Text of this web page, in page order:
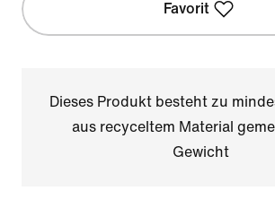
Favorit
Dieses Produkt besteht zu
aus recyceltem Material
Gewicht